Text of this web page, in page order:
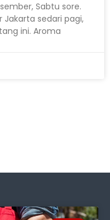
Sabtu sore.
sedari pagi,
ini. Aroma